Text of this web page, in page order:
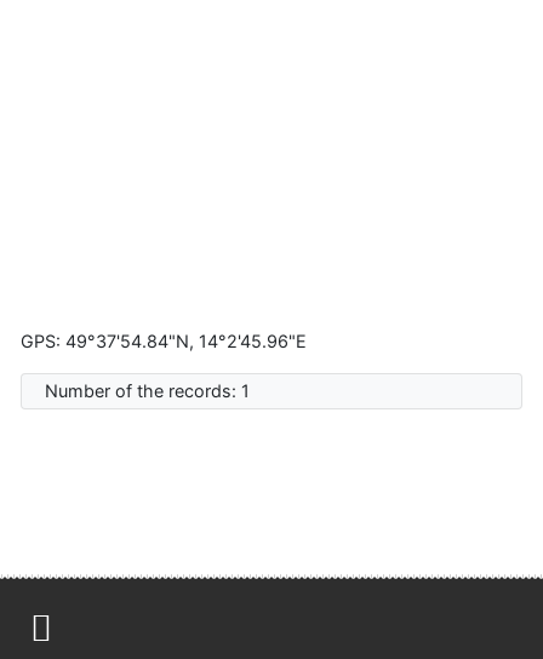
GPS: 49°37'54.84"N, 14°2'45.96"E
Number of the records: 1